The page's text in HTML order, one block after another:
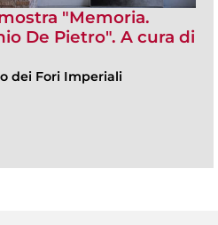
"Memoria.
De Pietro". A cura di
dei Fori Imperiali